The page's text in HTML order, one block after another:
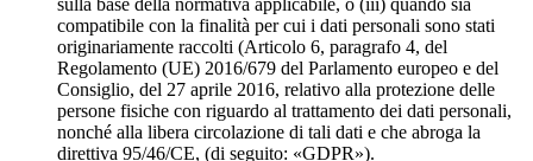
sulla base della normativa applicabile, o (iii) quando sia
compatibile con la finalità per cui i dati personali sono stati
originariamente raccolti (Articolo 6, paragrafo 4, del
Regolamento (UE) 2016/679 del Parlamento europeo e del
Consiglio, del 27 aprile 2016, relativo alla protezione delle
persone fisiche con riguardo al trattamento dei dati personali,
nonché alla libera circolazione di tali dati e che abroga la
direttiva 95/46/CE, (di seguito: «GDPR»).